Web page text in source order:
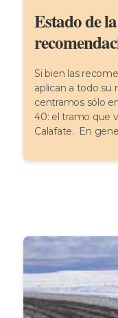
Estado de
Si bien las
aplican a todo su
centramos sólo
40: el tramo que
Calafate. En